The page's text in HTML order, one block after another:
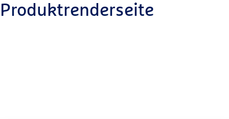
Produktrenderseite